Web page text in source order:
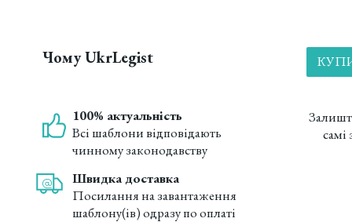
Чому UkrLegist
100% актуальність
Всі шаблони відповідають
чинному законодавству
Швидка доставка
Посилання на завантаження
шаблону(ів) одразу по оплаті
самі